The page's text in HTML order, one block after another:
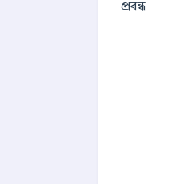
প্রবন্ধ